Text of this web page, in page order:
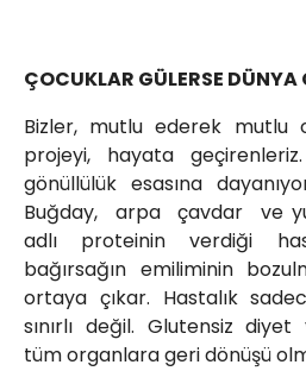
ÇOCUKLAR GÜLERSE DÜNYA
Bizler, mutlu ederek mutlu
projeyi, hayata
gönüllülük esasına
Buğday, arpa çavdar ve
adlı proteinin verdiği
bağırsağın emiliminin
ortaya çıkar. Hastalık
sınırlı değil. Glutensiz
tüm organlara geri dönüşü